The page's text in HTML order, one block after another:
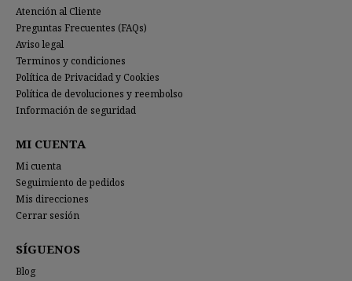
Atención al Cliente
Preguntas Frecuentes (FAQs)
Aviso legal
Terminos y condiciones
Política de Privacidad y Cookies
Política de devoluciones y reembolso
Información de seguridad
MI CUENTA
Mi cuenta
Seguimiento de pedidos
Mis direcciones
Cerrar sesión
SÍGUENOS
Blog